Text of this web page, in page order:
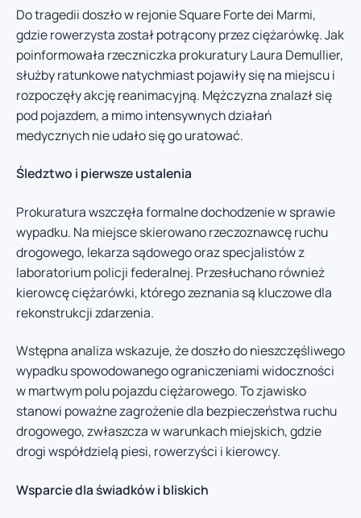
Do tragedii doszło w rejonie Square Forte dei Marmi,
gdzie rowerzysta został potrącony przez ciężarówkę. Jak
poinformowała rzeczniczka prokuratury Laura Demullier,
służby ratunkowe natychmiast pojawiły się na miejscu i
rozpoczęły akcję reanimacyjną. Mężczyzna znalazł się
pod pojazdem, a mimo intensywnych działań
medycznych nie udało się go uratować.
Śledztwo i pierwsze ustalenia
Prokuratura wszczęła formalne dochodzenie w sprawie
wypadku. Na miejsce skierowano rzeczoznawcę ruchu
drogowego, lekarza sądowego oraz specjalistów z
laboratorium policji federalnej. Przesłuchano również
kierowcę ciężarówki, którego zeznania są kluczowe dla
rekonstrukcji zdarzenia.
Wstępna analiza wskazuje, że doszło do nieszczęśliwego
wypadku spowodowanego ograniczeniami widoczności
w martwym polu pojazdu ciężarowego. To zjawisko
stanowi poważne zagrożenie dla bezpieczeństwa ruchu
drogowego, zwłaszcza w warunkach miejskich, gdzie
drogi współdzielą piesi, rowerzyści i kierowcy.
Wsparcie dla świadków i bliskich